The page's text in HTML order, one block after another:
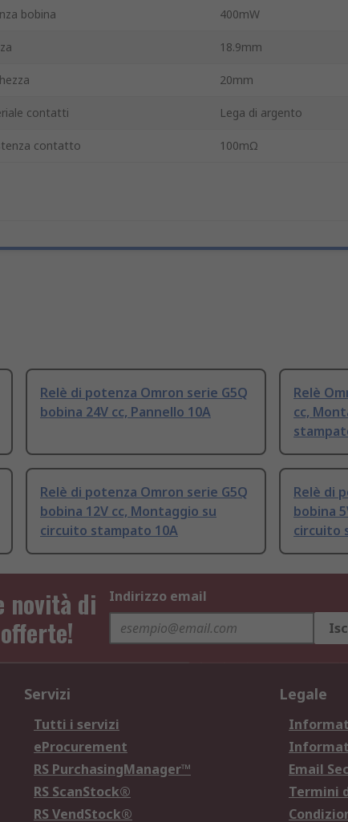
bobina 400mW
18.9mm
20mm
contatti Lega di argento
contatto 100mΩ
Relè di potenza Omron serie G5Q
bobina 24V cc, Pannello 10A
Relè
cc,
Relè di potenza Omron serie G5Q
bobina 12V cc, Montaggio su
circuito stampato 10A
Relè di
bobina
circuito
novità di
Indirizzo email
Servizi
Tutti i servizi
eProcurement
RS PurchasingManager™
RS ScanStock®
RS VendStock®
Legale
Email
Termini